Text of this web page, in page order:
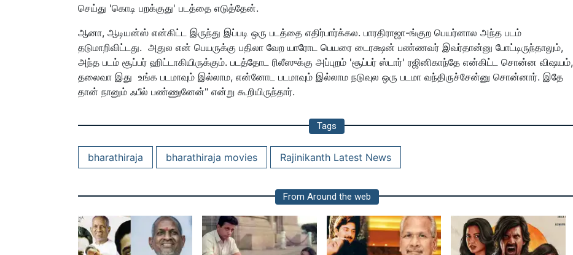
செய்து 'கொடி பறக்குது' படத்தை எடுத்தேன்.
ஆனா, ஆடியன்ஸ் என்கிட்ட இருந்து இப்படி ஒரு படத்தை எதிர்பார்க்கல. பாரதிராஜா-ங்குற பெயர்னால அந்த படம்
தடுமாறிவிட்டது. அதுல என் பெயருக்கு பதிலா வேற யாரோட பெயரை டைரக்ஷன் பண்ணவர் இவர்தான்னு போட்டிருந்தாலும்,
அந்த படம் சூப்பர் ஹிட்டாகியிருக்கும். படத்தோட ரிலீஸுக்கு அப்புறம் 'சூப்பர் ஸ்டார்' ரஜினிகாந்தே என்கிட்ட சொன்ன விஷயம்,
தலைவா இது உங்க படமாவும் இல்லாம, என்னோட படமாவும் இல்லாம நடுவுல ஒரு படமா வந்திருச்சேன்னு சொன்னார். இதே
தான் நானும் ஃபீல் பண்ணுனேன்" என்று கூறியிருந்தார்.
Tags
bharathiraja bharathiraja movies Rajinikanth Latest News
From Around the web